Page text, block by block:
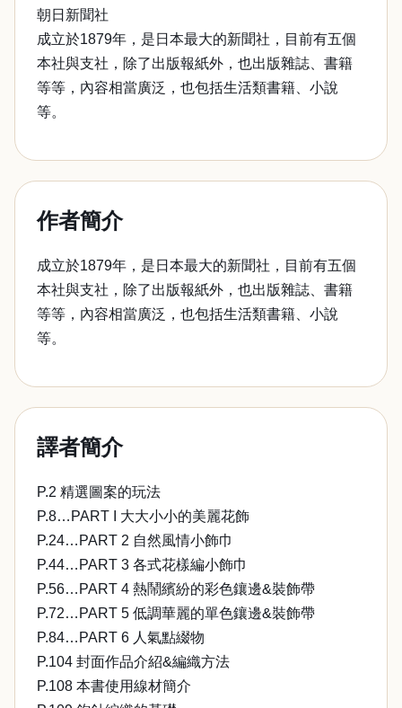
朝日新聞社
成立於1879年，是日本最大的新聞社，目前有五個
本社與支社，除了出版報紙外，也出版雜誌、書籍
等等，內容相當廣泛，也包括生活類書籍、小說
等。
作者簡介
成立於1879年，是日本最大的新聞社，目前有五個
本社與支社，除了出版報紙外，也出版雜誌、書籍
等等，內容相當廣泛，也包括生活類書籍、小說
等。
譯者簡介
P.2 精選圖案的玩法
P.8…PART I 大大小小的美麗花飾
P.24…PART 2 自然風情小飾巾
P.44…PART 3 各式花樣編小飾巾
P.56…PART 4 熱鬧繽紛的彩色鑲邊&裝飾帶
P.72…PART 5 低調華麗的單色鑲邊&裝飾帶
P.84…PART 6 人氣點綴物
P.104 封面作品介紹&編織方法
P.108 本書使用線材簡介